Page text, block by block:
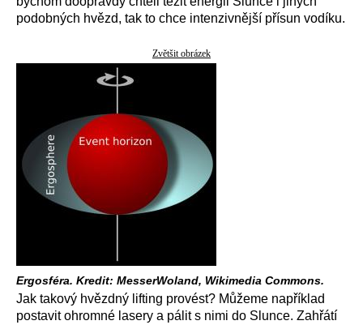
podobných hvězd, tak to chce intenzivnější přísun vodíku.
Zvětšit obrázek
Ergosféra. Kredit: MesserWoland, Wikimedia Commons.
Jak takový hvězdný lifting provést? Můžeme například
postavit ohromné lasery a pálit s nimi do Slunce. Zahřátí